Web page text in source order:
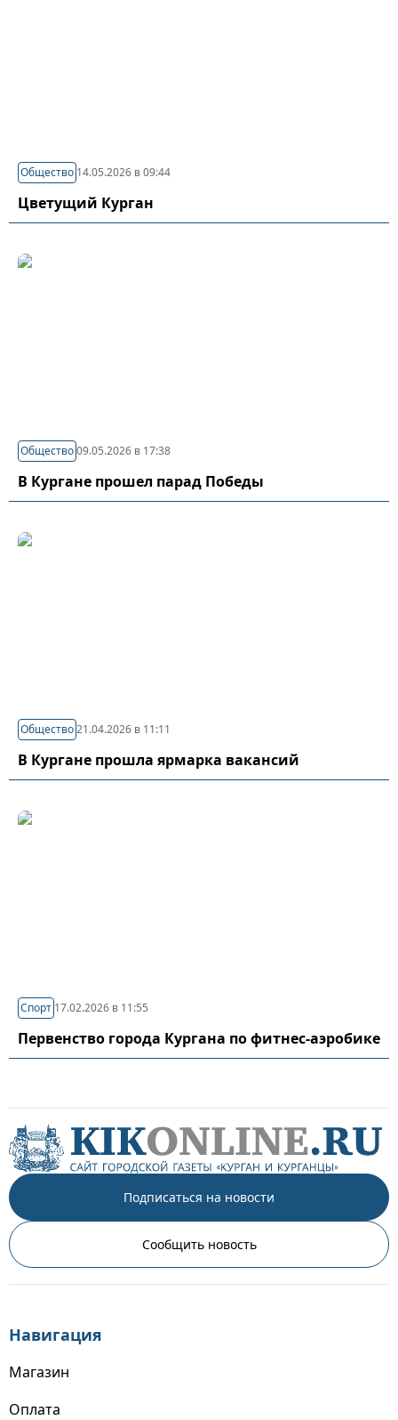
Общество 14.05.2026 в 09:44
Цветущий Курган
Общество09.05.2026 в 17:38
В Кургане прошел парад Победы
Общество21.04.2026 в 11:11
В Кургане прошла ярмарка вакансий
Спорт 17.02.2026 в 11:55
Первенство города Кургана по фитнес-аэробике
Подписаться на новости
Сообщить новость
Навигация
Магазин
Оплата